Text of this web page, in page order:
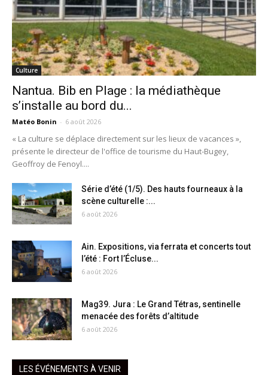
Culture
Nantua. Bib en Plage : la médiathèque
s’installe au bord du...
Matéo Bonin - 6 août 2026
« La culture se déplace directement sur les lieux de vacances »,
présente le directeur de l'office de tourisme du Haut-Bugey,
Geoffroy de Fenoyl....
Série d’été (1/5). Des hauts fourneaux à la
scène culturelle :...
6 août 2026
Ain. Expositions, via ferrata et concerts tout
l’été : Fort l’Écluse...
6 août 2026
Mag39. Jura : Le Grand Tétras, sentinelle
menacée des forêts d’altitude
6 août 2026
LES ÉVÉNEMENTS À VENIR